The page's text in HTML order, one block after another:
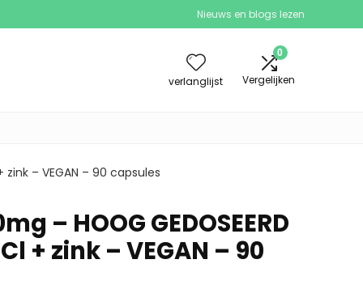
Nieuws en blogs lezen
verlanglijst
0
Vergelijken
zink – VEGAN – 90 capsules
– HOOG GEDOSEERD
+ zink – VEGAN – 90